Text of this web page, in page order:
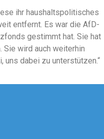
ihr haushaltspolitisches
entfernt. Es war die AfD-
gestimmt hat. Sie hat
Sie wird auch weiterhin
uns dabei zu unterstützen.“